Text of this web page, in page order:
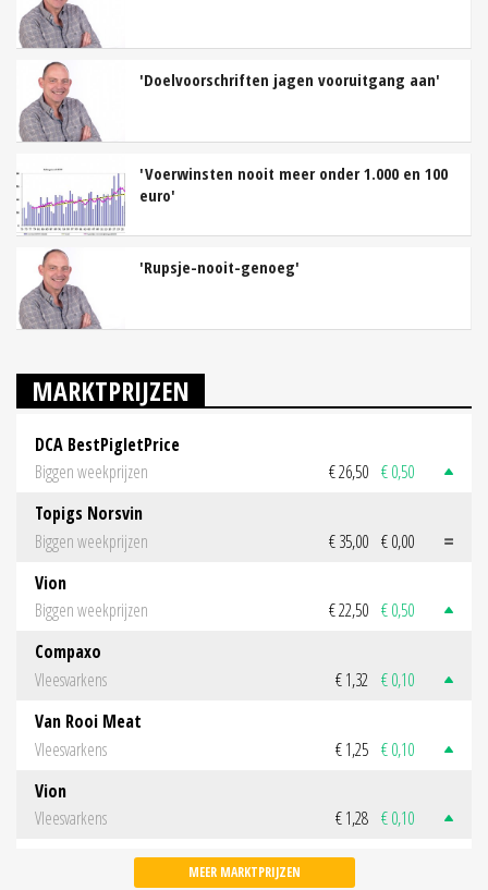
'Doelvoorschriften jagen vooruitgang aan'
'Voerwinsten nooit meer onder 1.000 en 100
euro'
'Rupsje-nooit-genoeg'
MARKTPRIJZEN
DCA BestPigletPrice
Biggen weekprijzen
€ 26,50 € 0,50
Topigs Norsvin
Biggen weekprijzen
€ 35,00 € 0,00
Vion
Biggen weekprijzen
€ 22,50 € 0,50
Compaxo
Vleesvarkens
€ 1,32 € 0,10
Van Rooi Meat
Vleesvarkens
€ 1,25 € 0,10
Vion
Vleesvarkens
€ 1,28 € 0,10
MEER MARKTPRIJZEN